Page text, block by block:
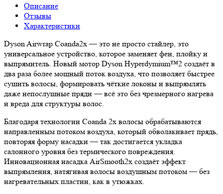
Описание
Отзывы
Характеристики
Dyson Airwrap Coanda2x — это не просто стайлер, это
универсальное устройство, которое заменяет фен, плойку и
выпрямитель. Новый мотор Dyson Hyperdymium™2 создаёт в
два раза более мощный поток воздуха, что позволяет быстрее
сушить волосы, формировать чёткие локоны и выпрямлять
даже непослушные пряди — всё это без чрезмерного нагрева
и вреда для структуры волос.
Благодаря технологии Coanda 2x волосы обрабатываются
направленным потоком воздуха, который обволакивает прядь,
повторяя форму насадки — так достигается укладка
салонного уровня без термического повреждения.
Инновационная насадка AirSmooth2x создаёт эффект
выпрямления, натягивая волосы воздушным потоком — без
нагревательных пластин, как в утюжках.